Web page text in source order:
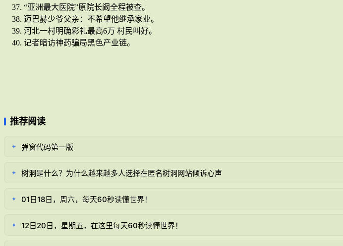
“亚洲最大医院”原院长阚全程被查。
迈巴赫少爷父亲：不希望他继承家业。
河北一村明确彩礼最高6万 村民叫好。
记者暗访神药骗局黑色产业链。
推荐阅读
✦ 弹窗代码第一版
✦ 树洞是什么？为什么越来越多人选择在匿名树洞网站倾诉心声
✦ 01日18日，周六，每天60秒读懂世界！
✦ 12日20日，星期五，在这里每天60秒读懂世界！